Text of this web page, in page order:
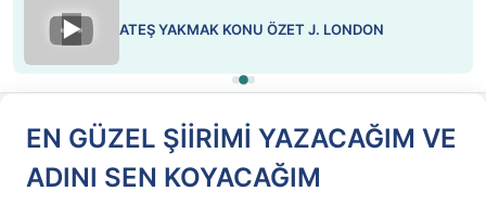
▶ ATEŞ YAKMAK KONU ÖZET J. LONDON
EN GÜZEL ŞİİRİMİ YAZACAĞIM VE
ADINI SEN KOYACAĞIM